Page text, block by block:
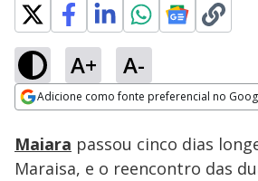
A+ A-
Adicione como fonte preferencial no
Ativar
100.00%
Maiara passou cinco dias
Maraisa, e o reencontro das